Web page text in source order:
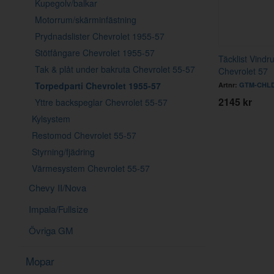
Kupegolv/balkar
Motorrum/skärminfästning
Prydnadslister Chevrolet 1955-57
Stötfångare Chevrolet 1955-57
Tak & plåt under bakruta Chevrolet 55-57
Torpedparti Chevrolet 1955-57
Yttre backspeglar Chevrolet 55-57
Kylsystem
Restomod Chevrolet 55-57
Styrning/fjädring
Värmesystem Chevrolet 55-57
Chevy II/Nova
Impala/Fullsize
Övriga GM
Mopar
Täcklist
Chevrolet 57
Artnr: GTM-
2145 kr